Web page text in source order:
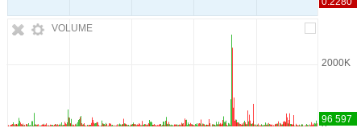
VOLUME